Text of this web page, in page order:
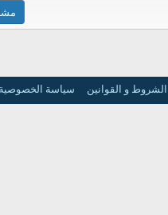
الشروط و القوانين سياسة الخصوصية